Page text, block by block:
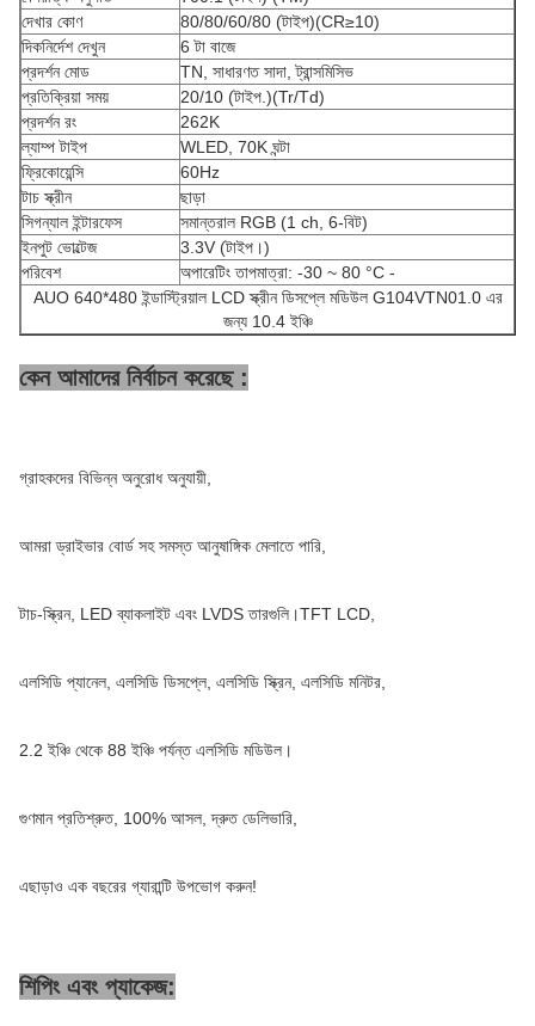
দেখার কোণ
80/80/60/80 (টাইপ)(CR≥10)
দিকনির্দেশ দেখুন
6 টা বাজে
প্রদর্শন মোড
TN, সাধারণত সাদা, ট্রান্সমিসিভ
প্রতিক্রিয়া সময়
20/10 (টাইপ.)(Tr/Td)
প্রদর্শন রং
262K
ল্যাম্প টাইপ
WLED, 70K ঘন্টা
ফ্রিকোয়েন্সি
60Hz
টাচ স্ক্রীন
ছাড়া
সিগন্যাল ইন্টারফেস
সমান্তরাল RGB (1 ch, 6-বিট)
ইনপুট ভোল্টেজ
3.3V (টাইপ।)
পরিবেশ
অপারেটিং তাপমাত্রা: -30 ~ 80 °C -
AUO 640*480 ইন্ডাস্ট্রিয়াল LCD স্ক্রীন ডিসপ্লে মডিউল G104VTN01.0 এর
জন্য 10.4 ইঞ্চি
কেন আমাদের নির্বাচন করেছে :
গ্রাহকদের বিভিন্ন অনুরোধ অনুযায়ী,
আমরা ড্রাইভার বোর্ড সহ সমস্ত আনুষাঙ্গিক মেলাতে পারি,
টাচ-স্ক্রিন, LED ব্যাকলাইট এবং LVDS তারগুলি।TFT LCD,
এলসিডি প্যানেল, এলসিডি ডিসপ্লে, এলসিডি স্ক্রিন, এলসিডি মনিটর,
2.2 ইঞ্চি থেকে 88 ইঞ্চি পর্যন্ত এলসিডি মডিউল।
গুণমান প্রতিশ্রুত, 100% আসল, দ্রুত ডেলিভারি,
এছাড়াও এক বছরের গ্যারান্টি উপভোগ করুন!
শিপিং এবং প্যাকেজ: